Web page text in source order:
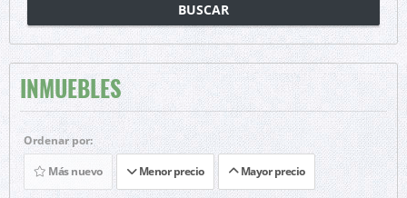
BUSCAR
INMUEBLES
Ordenar por:
Más nuevo
Menor precio Mayor precio